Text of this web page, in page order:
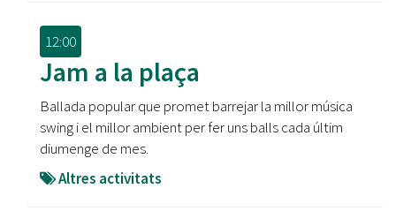
12:00
Jam a la plaça
Ballada popular que promet barrejar la millor música
swing i el millor ambient per fer uns balls cada últim
diumenge de mes.
Altres activitats